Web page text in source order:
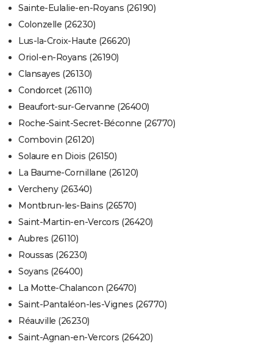
Sainte-Eulalie-en-Royans (26190)
Colonzelle (26230)
Lus-la-Croix-Haute (26620)
Oriol-en-Royans (26190)
Clansayes (26130)
Condorcet (26110)
Beaufort-sur-Gervanne (26400)
Roche-Saint-Secret-Béconne (26770)
Combovin (26120)
Solaure en Diois (26150)
La Baume-Cornillane (26120)
Vercheny (26340)
Montbrun-les-Bains (26570)
Saint-Martin-en-Vercors (26420)
Aubres (26110)
Roussas (26230)
Soyans (26400)
La Motte-Chalancon (26470)
Saint-Pantaléon-les-Vignes (26770)
Réauville (26230)
Saint-Agnan-en-Vercors (26420)